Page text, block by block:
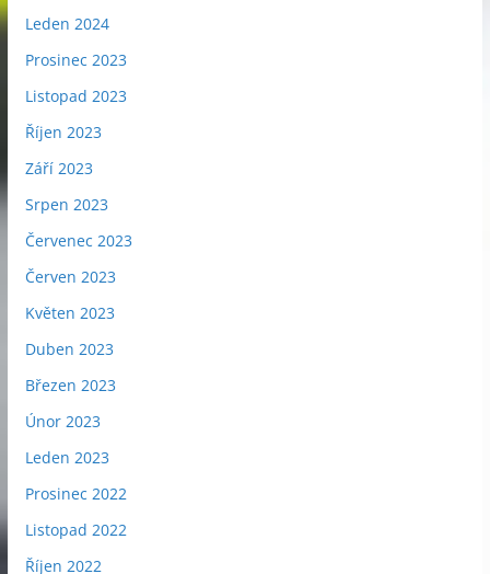
Leden 2024
Prosinec 2023
Listopad 2023
Říjen 2023
Září 2023
Srpen 2023
Červenec 2023
Červen 2023
Květen 2023
Duben 2023
Březen 2023
Únor 2023
Leden 2023
Prosinec 2022
Listopad 2022
Říjen 2022